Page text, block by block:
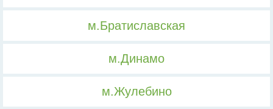
м.Братиславская
м.Динамо
м.Жулебино